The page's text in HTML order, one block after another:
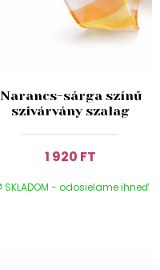
Narancs-sárga színű
szivárvány szalag
1 920 FT
SKLADOM - odosielame ihneď